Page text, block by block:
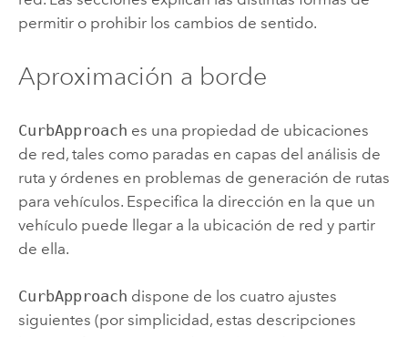
permitir o prohibir los cambios de sentido.
Aproximación a borde
CurbApproach es una propiedad de ubicaciones
de red, tales como paradas en capas del análisis de
ruta y órdenes en problemas de generación de rutas
para vehículos. Especifica la dirección en la que un
vehículo puede llegar a la ubicación de red y partir
de ella.
CurbApproach dispone de los cuatro ajustes
siguientes (por simplicidad, estas descripciones